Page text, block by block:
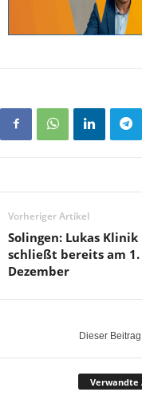
Vorheriger Artikel
Solingen: Lukas Klinik
schließt bereits am 1.
Dezember
Dieser